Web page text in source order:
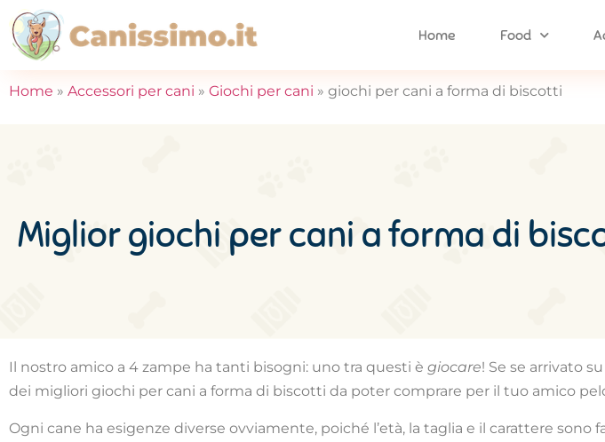
Home Food
Home » Accessori per cani » Giochi per cani » giochi per cani a forma di biscotti
Miglior giochi per cani a forma di
Il nostro amico a 4 zampe ha tanti bisogni: uno tra questi è giocare! Se se arrivato
dei migliori giochi per cani a forma di biscotti da poter comprare per il tuo amico
Ogni cane ha esigenze diverse ovviamente, poiché l’età, la taglia e il carattere